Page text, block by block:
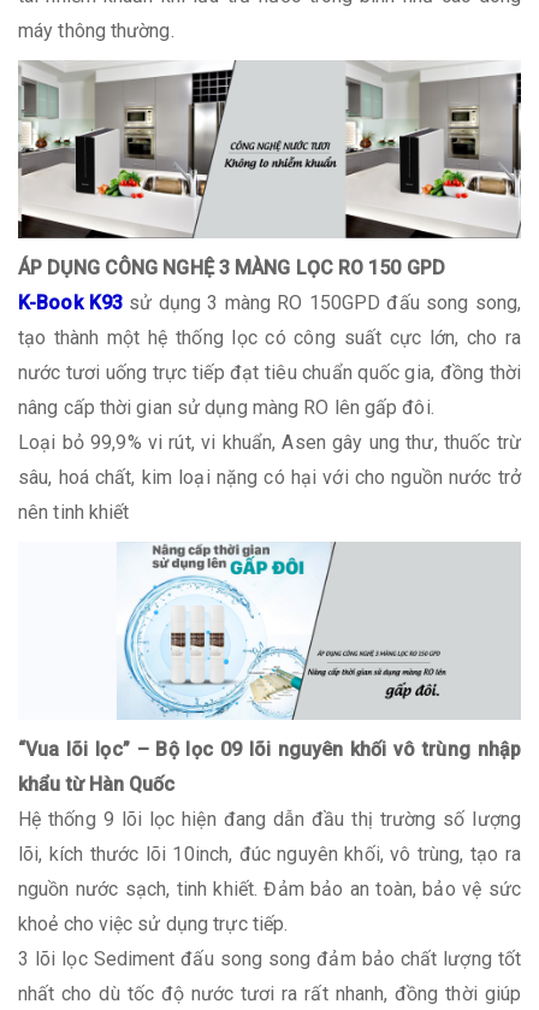
máy thông thường.
ÁP DỤNG CÔNG NGHỆ 3 MÀNG LỌC RO 150 GPD
K-Book K93 sử dụng 3 màng RO 150GPD đấu song song,
tạo thành một hệ thống lọc có công suất cực lớn, cho ra
nước tươi uống trực tiếp đạt tiêu chuẩn quốc gia, đồng thời
nâng cấp thời gian sử dụng màng RO lên gấp đôi.
Loại bỏ 99,9% vi rút, vi khuẩn, Asen gây ung thư, thuốc trừ
sâu, hoá chất, kim loại nặng có hại với cho nguồn nước trở
nên tinh khiết
“Vua lõi lọc” – Bộ lọc 09 lõi nguyên khối vô trùng nhập
khẩu từ Hàn Quốc
Hệ thống 9 lõi lọc hiện đang dẫn đầu thị trường số lượng
lõi, kích thước lõi 10inch, đúc nguyên khối, vô trùng, tạo ra
nguồn nước sạch, tinh khiết. Đảm bảo an toàn, bảo vệ sức
khoẻ cho việc sử dụng trực tiếp.
3 lõi lọc Sediment đấu song song đảm bảo chất lượng tốt
nhất cho dù tốc độ nước tươi ra rất nhanh, đồng thời giúp